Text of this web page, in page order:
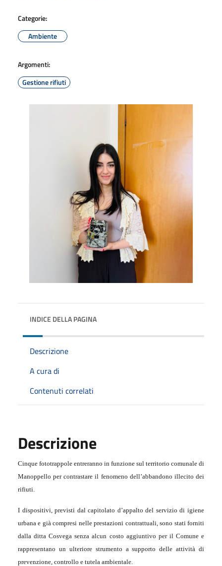
Categorie:
Ambiente
Argomenti:
Gestione rifiuti
INDICE DELLA PAGINA
Descrizione
A cura di
Contenuti correlati
Descrizione
Cinque fototrappole entreranno in funzione sul territorio comunale di
Manoppello per contrastare il fenomeno dell’abbandono illecito dei
rifiuti.
I dispositivi, previsti dal capitolato d’appalto del servizio di igiene
urbana e già compresi nelle prestazioni contrattuali, sono stati forniti
dalla ditta Cosvega senza alcun costo aggiuntivo per il Comune e
rappresentano un ulteriore strumento a supporto delle attività di
prevenzione, controllo e tutela ambientale.